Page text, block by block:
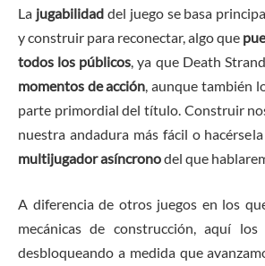
La jugabilidad del juego se basa
y construir para reconectar, algo que
todos los públicos , ya que Death
momentos de acción , aunque también
parte primordial del título. Construir
nuestra andadura más fácil o
multijugador asíncronodel que
A diferencia de otros juegos en los
mecánicas de construcción, aquí
desbloqueando a medida que